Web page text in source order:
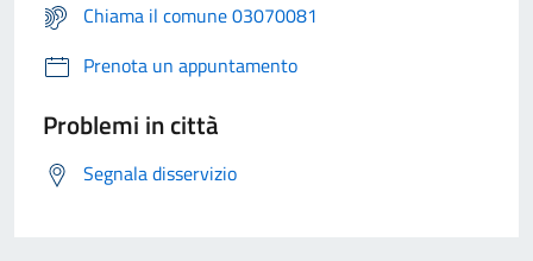
Chiama il comune 03070081
Prenota un appuntamento
Problemi in città
Segnala disservizio